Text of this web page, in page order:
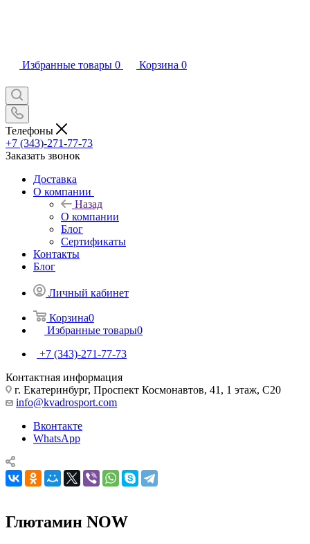
Избранные товары 0 Корзина 0
Телефоны
+7 (343)-271-77-73
Заказать звонок
Доставка
О компании
Назад
О компании
Блог
Сертификаты
Контакты
Блог
Личный кабинет
Корзина0
Избранные товары0
+7 (343)-271-77-73
Контактная информация
г. Екатеринбург, Проспект Космонавтов, 41, 1 этаж, С20
info@kvadrosport.com
Вконтакте
WhatsApp
Глютамин NOW